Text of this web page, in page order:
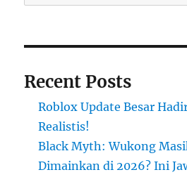
Recent Posts
Roblox Update Besar
Realistis!
Black Myth: Wukong
Dimainkan di 2026? Ini